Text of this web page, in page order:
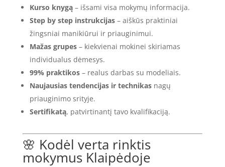
Kurso knygą– išsami visa mokymų informacija.
Step by step instrukcijas– aiškūs praktiniai
žingsniai manikiūrui ir priauginimui.
Mažas grupes– kiekvienai mokinei skiriamas
individualus dėmesys.
99% praktikos– realus darbas su modeliais.
Naujausias tendencijas ir technikasnagų
priauginimo srityje.
Sertifikatą, patvirtinantį tavo kvalifikaciją.
🌸 Kodėl verta rinktis
mokymus Klaipėdoje